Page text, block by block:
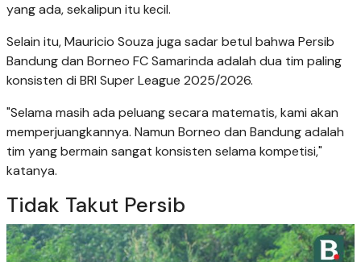
yang ada, sekalipun itu kecil.
Selain itu, Mauricio Souza juga sadar betul bahwa Persib
Bandung dan Borneo FC Samarinda adalah dua tim paling
konsisten di BRI Super League 2025/2026.
"Selama masih ada peluang secara matematis, kami akan
memperjuangkannya. Namun Borneo dan Bandung adalah
tim yang bermain sangat konsisten selama kompetisi,"
katanya.
Tidak Takut Persib